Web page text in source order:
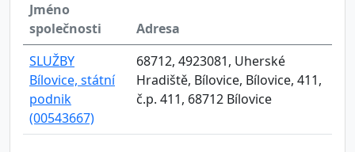
Jméno
společnosti
Adresa
SLUŽBY
Bílovice, státní
podnik
(00543667)
68712, 4923081, Uherské
Hradiště, Bílovice, Bílovice, 411,
č.p. 411, 68712 Bílovice